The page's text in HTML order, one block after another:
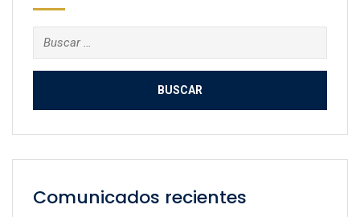
Buscar:
Comunicados recientes